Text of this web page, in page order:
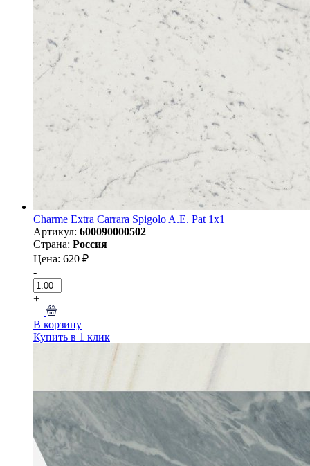
Charme Extra Carrara Spigolo A.E. Pat 1x1
Артикул: 600090000502
Страна: Россия
Цена: 620 ₽
-
+
В корзину
Купить в 1 клик